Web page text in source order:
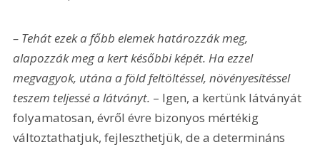
– Tehát ezek a főbb elemek határozzák meg,
alapozzák meg a kert későbbi képét. Ha ezzel
megvagyok, utána a föld feltöltéssel, növényesítéssel
teszem teljessé a látványt. – Igen, a kertünk látványát
folyamatosan, évről évre bizonyos mértékig
változtathatjuk, fejleszthetjük, de a determináns